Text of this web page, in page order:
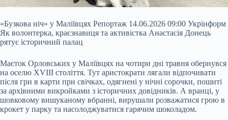
«Бузкова ніч» у Маліївцях Репортаж 14.06.2026 09:00 Укрінформ
Як волонтерка, краєзнавиця та активістка Анастасія Донець
рятує історичний палац
Маєток Орловських у Маліївцях на чотири дні травня обернувся
на оселю XVIII століття. Тут аристократи лягали відпочивати
після гри в карти при свічках, одягнені у нічні сорочки, пошиті
за архівними викройками з історичних довідників. А вранці, у
шовковому вишуканому вбранні, вирушали розважатися грою в
крокет у парку та насолоджуватися гарячим шоколадом.